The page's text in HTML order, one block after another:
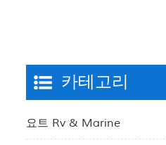
카테고리
요트 Rv & Marine